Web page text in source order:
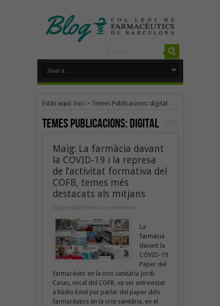
Estàs aquí: Inici > Temes Publicacions: digital
Temes Publicacions:digital
Maig: La farmàcia davant
la COVID-19 i la represa
de l’activitat formativa del
COFB, temes més
destacats als mitjans
26 juny 2020 Deixa un comentari
La
farmàcia
davant la
COVID-19
Paper del
farmacèutic en la crisi sanitària Jordi
Casas, vocal del COFB, va ser entrevistat
a Ràdio Estel per parlar del paper dels
farmacèutics en la crisi sanitària, en el